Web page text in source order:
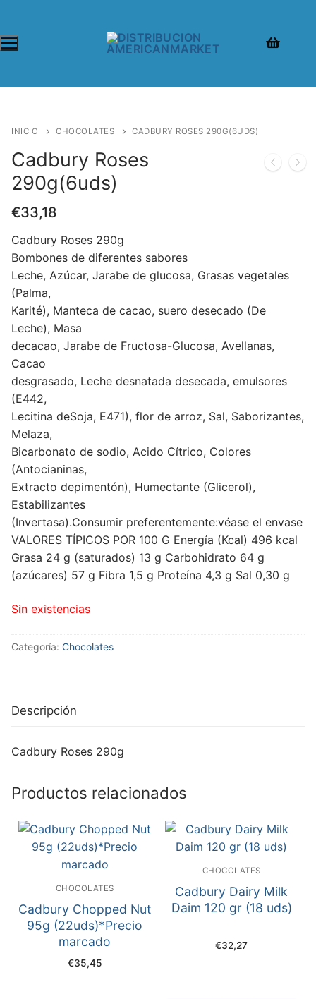
INICIO CHOCOLATES CADBURY ROSES 290G(6UDS)
Cadbury Roses
290g(6uds)
€33,18
Cadbury Roses 290g
Bombones de diferentes sabores
Leche, Azúcar, Jarabe de glucosa, Grasas vegetales
(Palma,
Karité), Manteca de cacao, suero desecado (De
Leche), Masa
decacao, Jarabe de Fructosa-Glucosa, Avellanas,
Cacao
desgrasado, Leche desnatada desecada, emulsores
(E442,
Lecitina deSoja, E471), flor de arroz, Sal, Saborizantes,
Melaza,
Bicarbonato de sodio, Acido Cítrico, Colores
(Antocianinas,
Extracto depimentón), Humectante (Glicerol),
Estabilizantes
(Invertasa).Consumir preferentemente:véase el envase
VALORES TÍPICOS POR 100 G Energía (Kcal) 496 kcal
Grasa 24 g (saturados) 13 g Carbohidrato 64 g
(azúcares) 57 g Fibra 1,5 g Proteína 4,3 g Sal 0,30 g
Sin existencias
Categoría: Chocolates
Descripción
Cadbury Roses 290g
Productos relacionados
CHOCOLATES
Cadbury Chopped Nut
95g (22uds)*Precio
marcado
€35,45
CHOCOLATES
Cadbury Dairy Milk
Daim 120 gr (18 uds)
€32,27